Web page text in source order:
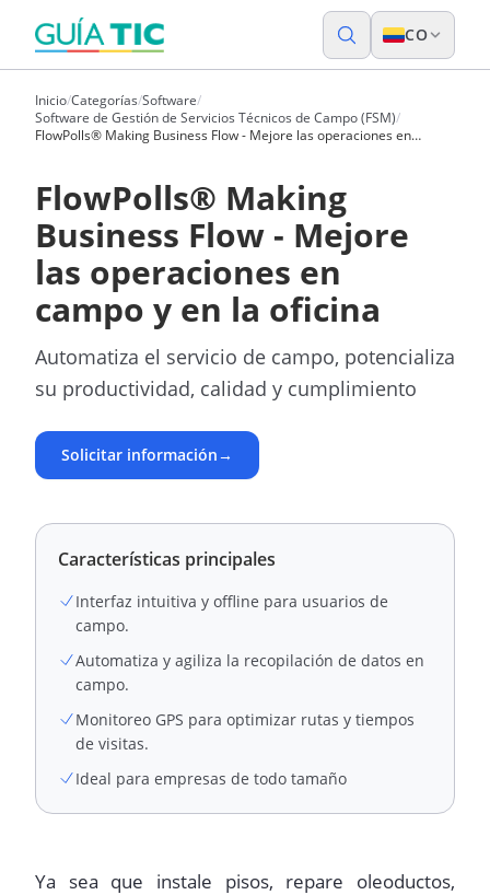
CO
Inicio/Categorías/Software/
Software de Gestión de Servicios Técnicos de Campo (FSM)/
FlowPolls® Making Business Flow - Mejore las operaciones en
FlowPolls® Making
Business Flow - Mejore
las operaciones en
campo y en la oficina
Automatiza el servicio de campo, potencializa
su productividad, calidad y cumplimiento
Solicitar información→
Características principales
Interfaz intuitiva y offline para usuarios de
campo.
Automatiza y agiliza la recopilación de datos en
campo.
Monitoreo GPS para optimizar rutas y tiempos
de visitas.
Ideal para empresas de todo tamaño
Ya sea que instale pisos, repare oleoductos,